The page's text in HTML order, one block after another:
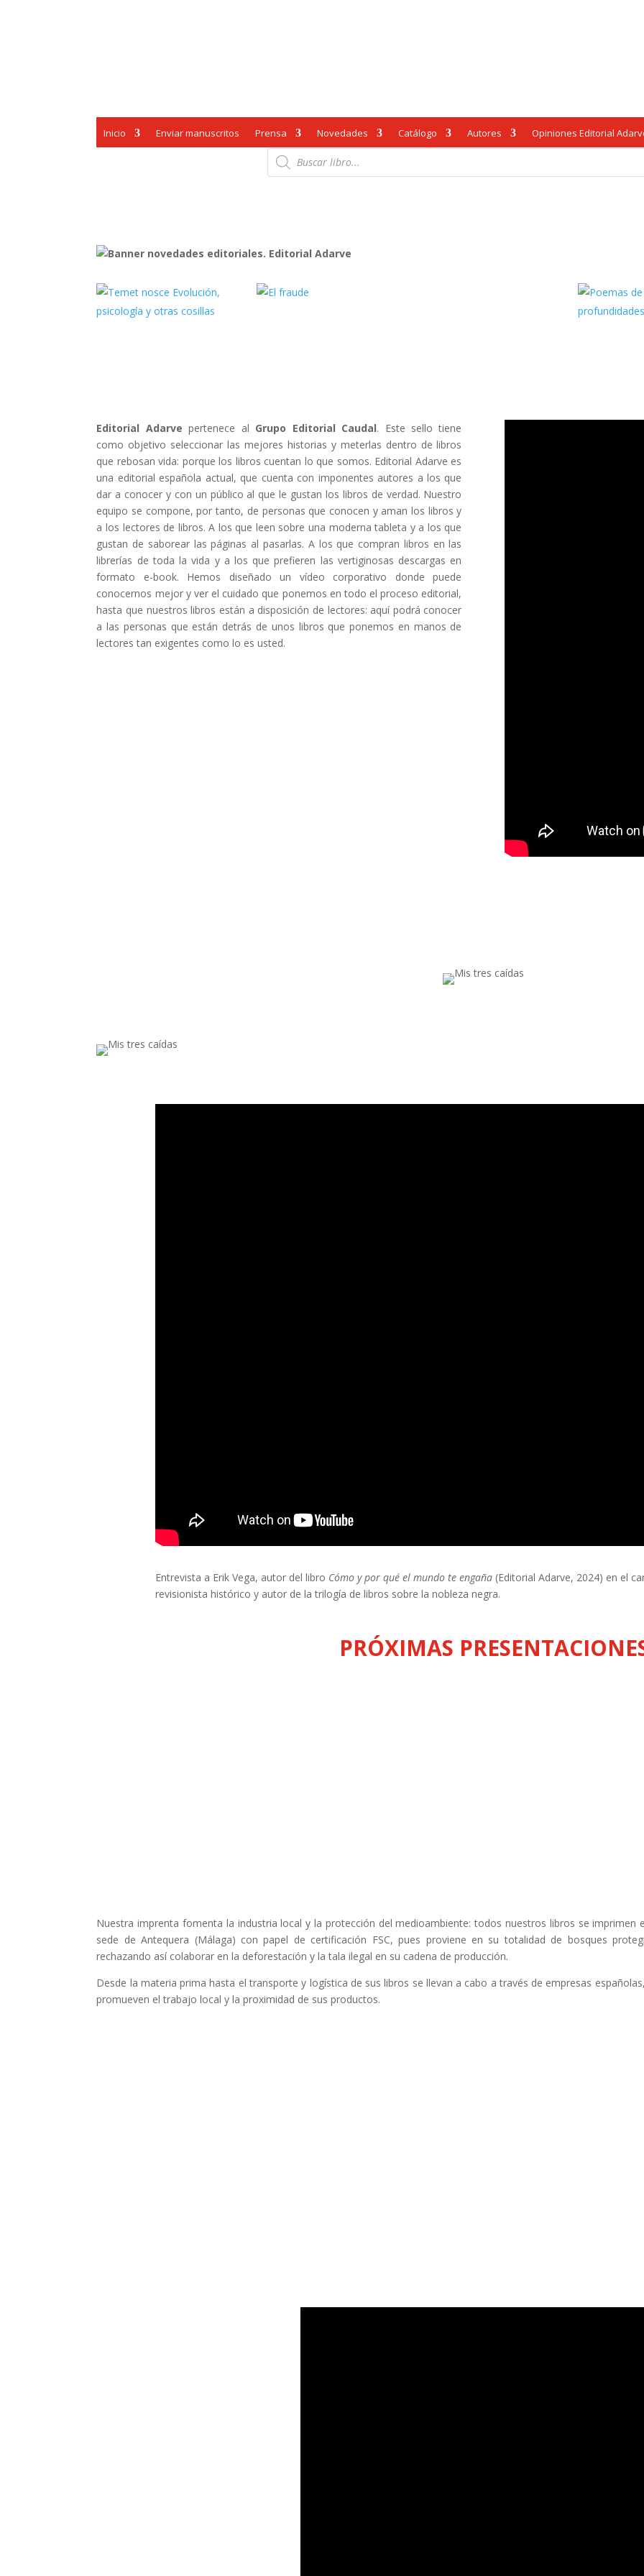
Inicio Enviar manuscritos Prensa Novedades Catálogo Autores Opiniones Editorial
Búsqueda
de
productos
Editorial Adarve pertenece al Grupo Editorial Caudal. Este sello tiene
como objetivo seleccionar las mejores historias y meterlas dentro de libros
que rebosan vida: porque los libros cuentan lo que somos. Editorial Adarve es
una editorial española actual, que cuenta con imponentes autores a los que
dar a conocer y con un público al que le gustan los libros de verdad. Nuestro
equipo se compone, por tanto, de personas que conocen y aman los libros y
a los lectores de libros. A los que leen sobre una moderna tableta y a los que
gustan de saborear las páginas al pasarlas. A los que compran libros en las
librerías de toda la vida y a los que prefieren las vertiginosas descargas en
formato e-book. Hemos diseñado un vídeo corporativo donde puede
conocernos mejor y ver el cuidado que ponemos en todo el proceso editorial,
hasta que nuestros libros están a disposición de lectores: aquí podrá conocer
a las personas que están detrás de unos libros que ponemos en manos de
lectores tan exigentes como lo es usted.
Entrevista a Erik Vega, autor del libro Cómo y por qué el mundo te engaña (Editorial Adarve, 2024) en el
revisionista histórico y autor de la trilogía de libros sobre la nobleza negra.
PRÓXIMAS
Nuestra imprenta fomenta la industria local y la protección del medioambiente: todos nuestros libros se imprimen
sede de Antequera (Málaga) con papel de certificación FSC, pues proviene en su totalidad de bosques
rechazando así colaborar en la deforestación y la tala ilegal en su cadena de producción.
Desde la materia prima hasta el transporte y logística de sus libros se llevan a cabo a través de empresas
promueven el trabajo local y la proximidad de sus productos.